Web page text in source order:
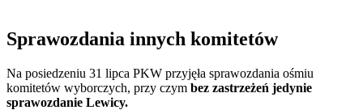
Sprawozdania innych komitetów
Na posiedzeniu 31 lipca PKW przyjęła sprawozdania ośmiu
komitetów wyborczych, przy czym bez zastrzeżeń jedynie
sprawozdanie Lewicy.